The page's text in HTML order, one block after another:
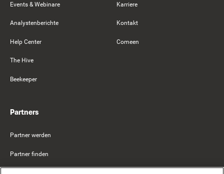
Events & Webinare
Analystenberichte
Help Center
The Hive
Beekeeper
Karriere
Kontakt
Comeen
Partners
Partner werden
Partner finden